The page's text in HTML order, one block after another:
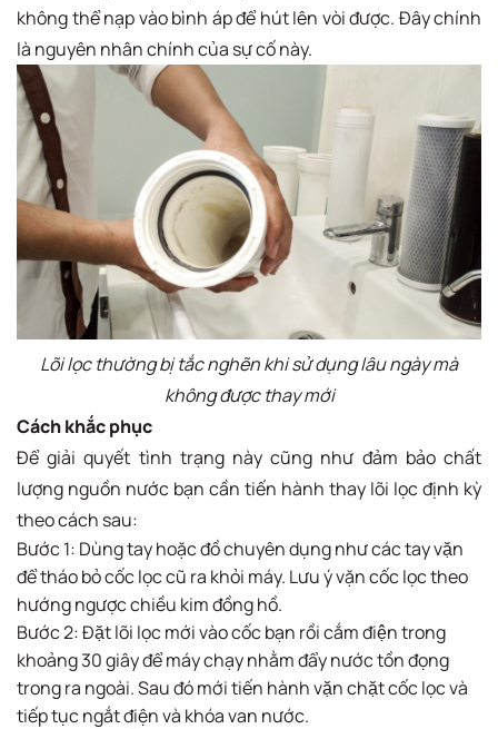
không thể nạp vào bình áp để hút lên vòi được. Đây chính
là nguyên nhân chính của sự cố này.
Lõi lọc thường bị tắc nghẽn khi sử dụng lâu ngày mà
không được thay mới
Cách khắc phục
Để giải quyết tình trạng này cũng như đảm bảo chất
lượng nguồn nước bạn cần tiến hành thay lõi lọc định kỳ
theo cách sau:
Bước 1: Dùng tay hoặc đồ chuyên dụng như các tay vặn
để tháo bỏ cốc lọc cũ ra khỏi máy. Lưu ý vặn cốc lọc theo
hướng ngược chiều kim đồng hồ.
Bước 2: Đặt lõi lọc mới vào cốc bạn rồi cắm điện trong
khoảng 30 giây để máy chạy nhằm đẩy nước tồn đọng
trong ra ngoài. Sau đó mới tiến hành vặn chặt cốc lọc và
tiếp tục ngắt điện và khóa van nước.